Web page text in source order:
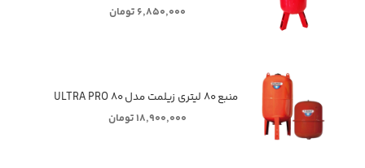
۶,۸۵۰,۰۰۰ تومان
منبع ۸۰ لیتری زیلمت مدل ULTRA PRO ۸۰
۱۸,۹۰۰,۰۰۰ تومان